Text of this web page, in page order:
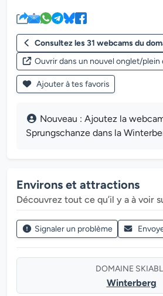
Consultez les 31 webcams du
Ouvrir dans un nouvel onglet/plein
Ajouter à tes favoris
Nouveau : Ajoutez la
Sprungschanze dans la
Environs et attractions
Découvrez tout ce qu’il y a à voir
Signaler un problème
DOMAINE
Winterberg